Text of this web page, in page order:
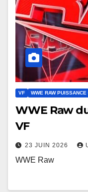
VF WWE RAW PUISSANCE
WWE Raw
VF
23 JUIN 2026
WWE Raw